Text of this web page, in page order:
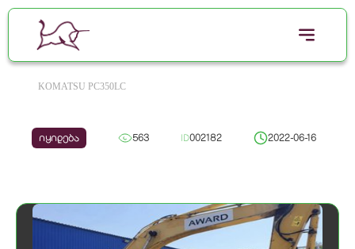
KOMATSU PC350LC
იყიდება 563 ID002182 2022-06-16